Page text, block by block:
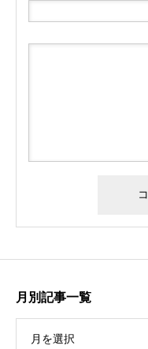
月別記事一覧
月を選択